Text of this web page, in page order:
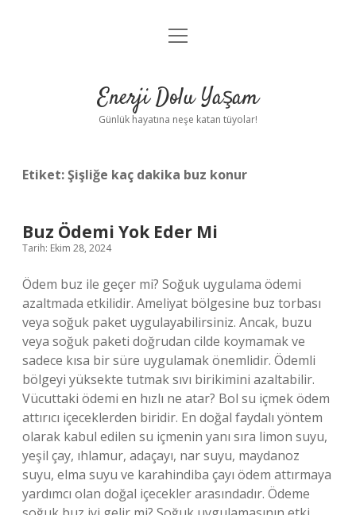
Anasayfa
Yasal Uyarı
menüyü
Enerji Dolu Yaşam
Günlük hayatına neşe katan tüyolar!
Etiket:Şişliğe kaç dakika buz konur
Buz Ödemi Yok Eder Mi
Tarih: Ekim 28, 2024
Ödem buz ile geçer mi? Soğuk uygulama ödemi
azaltmada etkilidir. Ameliyat bölgesine buz torbası
veya soğuk paket uygulayabilirsiniz. Ancak, buzu
veya soğuk paketi doğrudan cilde koymamak ve
sadece kısa bir süre uygulamak önemlidir. Ödemli
bölgeyi yüksekte tutmak sıvı birikimini azaltabilir.
Vücuttaki ödemi en hızlı ne atar? Bol su içmek ödem
attırıcı içeceklerden biridir. En doğal faydalı yöntem
olarak kabul edilen su içmenin yanı sıra limon suyu,
yeşil çay, ıhlamur, adaçayı, nar suyu, maydanoz
suyu, elma suyu ve karahindiba çayı ödem attırmaya
yardımcı olan doğal içecekler arasındadır. Ödeme